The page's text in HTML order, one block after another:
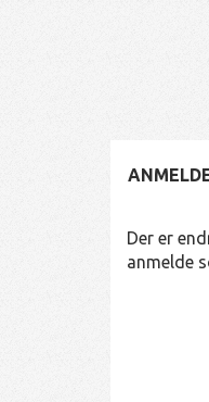
Der er
anmelde